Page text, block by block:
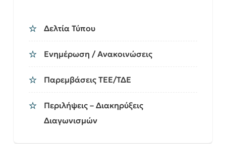
Δελτία Τύπου
Ενημέρωση / Ανακοινώσεις
Παρεμβάσεις ΤΕΕ/ΤΔΕ
Περιλήψεις – Διακηρύξεις
Διαγωνισμών